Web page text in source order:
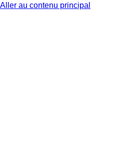
Aller au contenu principal